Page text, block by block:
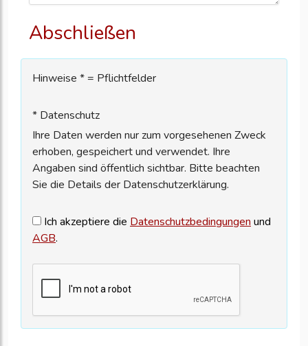
Abschließen
Hinweise * = Pflichtfelder
* Datenschutz
Ihre Daten werden nur zum vorgesehenen Zweck
erhoben, gespeichert und verwendet. Ihre
Angaben sind öffentlich sichtbar. Bitte beachten
Sie die Details der Datenschutzerklärung.
Ich akzeptiere die Datenschutzbedingungen und
AGB.